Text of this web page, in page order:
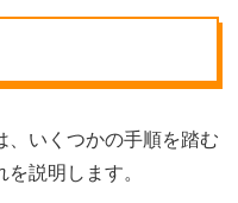
、いくつかの手順を踏む
説明します。